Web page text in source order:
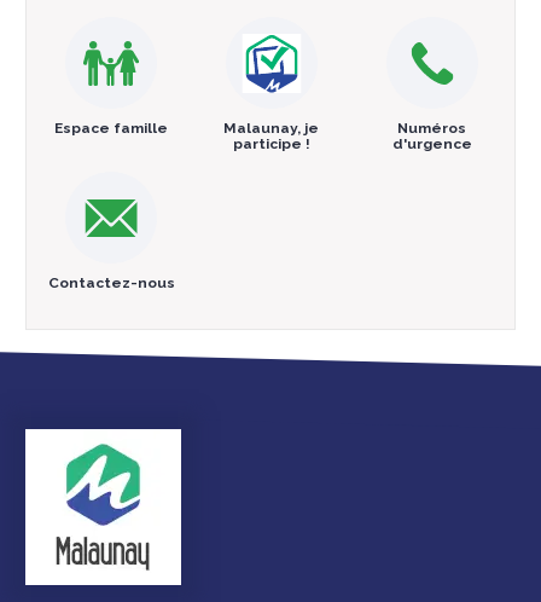
Espace famille
Malaunay, je
participe !
Numéros
d'urgence
Contactez-nous